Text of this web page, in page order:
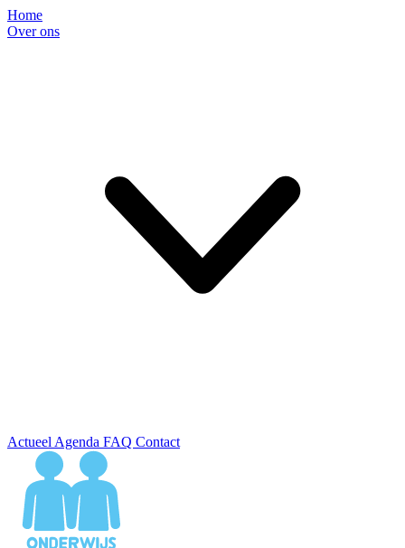
Home
Over ons
Actueel Agenda FAQ Contact